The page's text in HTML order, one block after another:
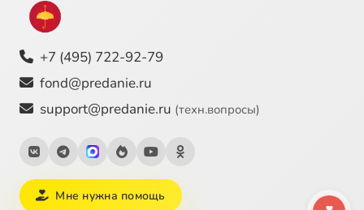
+7 (495) 722-92-79
fond@predanie.ru
support@predanie.ru (техн.вопросы)
Мне нужна помощь